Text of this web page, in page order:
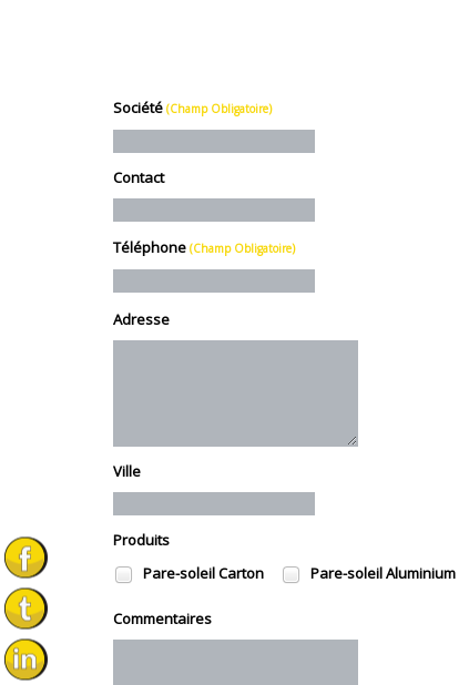
Société (Champ Obligatoire)
Contact
Téléphone (Champ Obligatoire)
Adresse
Ville
Produits
Pare-soleil Carton
Pare-soleil Aluminium
Commentaires